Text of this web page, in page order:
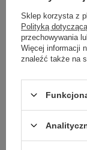
Podmiot
produkt
Atrybut
Sklep korzysta z
Polityką
przechowywania
Więcej informacji
znaleźć także na